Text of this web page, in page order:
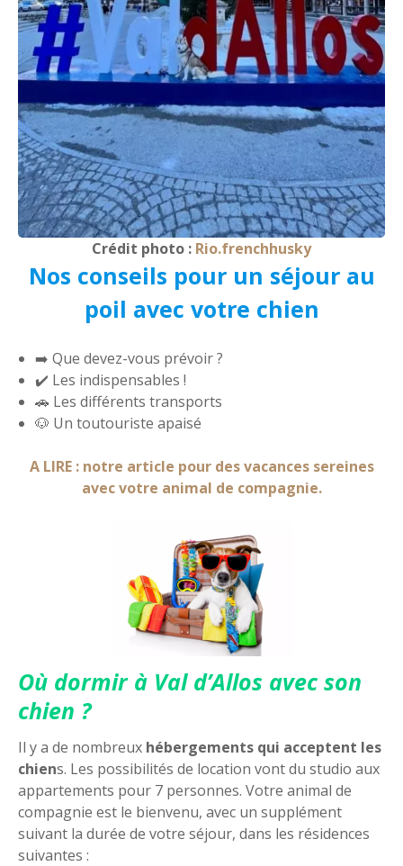
Crédit photo : Rio.frenchhusky
Nos conseils pour un séjour au
poil avec votre chien
➡️ Que devez-vous prévoir ?
✔️ Les indispensables !
🚗 Les différents transports
🐶 Un toutouriste apaisé
A LIRE : notre article pour des vacances sereines
avec votre animal de compagnie.
Où dormir à Val d’Allos avec son
chien ?
Il y a de nombreux hébergements qui acceptent les
chiens. Les possibilités de location vont du studio aux
appartements pour 7 personnes. Votre animal de
compagnie est le bienvenu, avec un supplément
suivant la durée de votre séjour, dans les résidences
suivantes :